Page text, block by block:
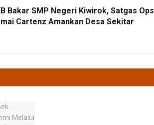
Bakar SMP Negeri Kiwirok, Satgas Ops
Cartenz Amankan Desa Sekitar